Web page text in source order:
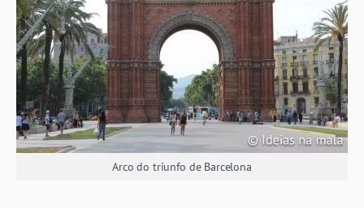
Arco do triunfo de Barcelona